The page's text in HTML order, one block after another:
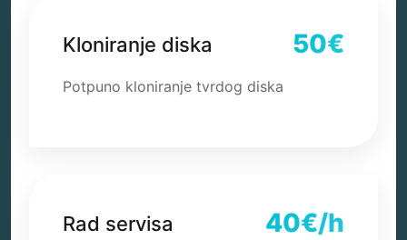
Kloniranje diska 50€
Potpuno kloniranje tvrdog diska
Rad servisa 40€/h